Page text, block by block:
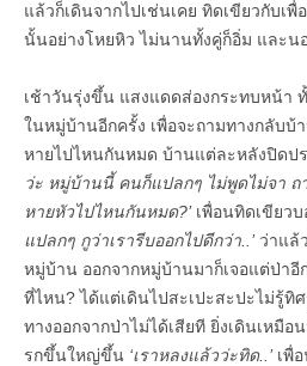
แล้วก็เดินจากไปเช่นเคย ทิดเขียวกับเ
นั้นอย่างโหยหิว ไม่นานทั้งคู่ก็อิ่ม และน
เช้าวันรุ่งขึ้น แสงแดดส่องกระทบหน้า
ในหมู่บ้านอีกครั้ง เพื่อจะถามทางกลับ
หายไปไหนกันหมด บ้านแต่ละหลังปิดป
ว่ะ หมู่บ้านนี้ คนก็แปลกๆ ไม่พูดไม่จา ถ
หายหัวไปไหนกันหมด?’เพื่อนทิดเขียวบ
แปลกๆ กูว่าเรารีบออกไปดีกว่า..’ว่าแล้
หมู่บ้าน ออกจากหมู่บ้านมาก็เจอแต่ป่า
ที่ไหน? ได้แต่เดินไปสะเปะสะปะไม่รู้ทิ
ทางออกจากป่าไม่ได้เสียที ยิ่งเดินเหมือ
รกขึ้นใหญ่ขึ้น ‘เราหลงแล้วว่ะทิด..’เพื่อ